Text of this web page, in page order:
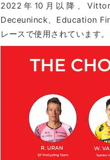
2022年10月以降、
Deceuninck、Education
レースで使用されています。